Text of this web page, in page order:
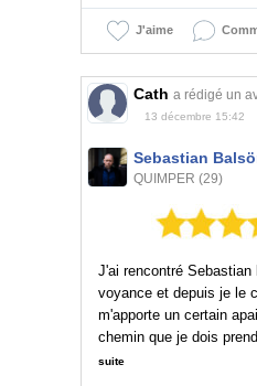
J'aime
Cath a rédigé un
13 décembre 15:42
Sebastian
QUIMPER (29)
J'ai rencontré Sebastian
voyance et depuis je le
m'apporte un certain
chemin que je dois
suite